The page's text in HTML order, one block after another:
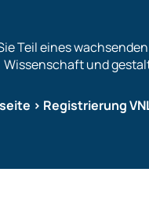
Teil eines
Wissenschaft und
> Registrierung